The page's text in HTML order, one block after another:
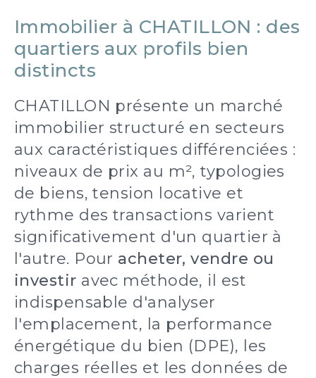
Immobilier à CHATILLON : des
quartiers aux profils bien
distincts
CHATILLON présente un marché
immobilier structuré en secteurs
aux caractéristiques différenciées :
niveaux de prix au m², typologies
de biens, tension locative et
rythme des transactions varient
significativement d'un quartier à
l'autre. Pour acheter, vendre ou
investir avec méthode, il est
indispensable d'analyser
l'emplacement, la performance
énergétique du bien (DPE), les
charges réelles et les données de